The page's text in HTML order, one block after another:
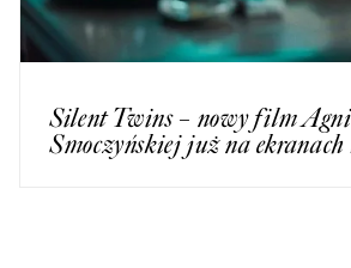
Silent Twins – nowy film
Smoczyńskiej już na